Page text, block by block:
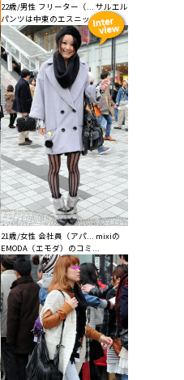
22歳/男性 フリーター（... サルエル
パンツは中東のエスニック感と...
21歳/女性 会社員（アパ... mixiの
EMODA（エモダ）のコミ...